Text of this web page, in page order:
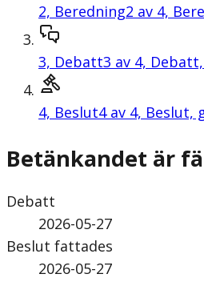
2, Beredning2 av 4,
3, Debatt3 av 4,
4, Beslut4 av 4, Beslut,
Betänkandet är
Debatt
2026-05-27
Beslut fattades
2026-05-27